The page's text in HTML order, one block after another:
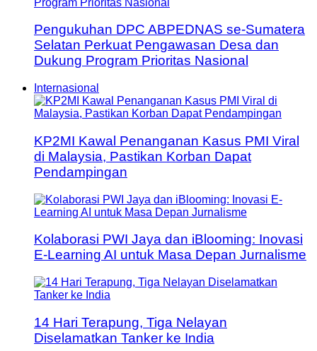
Pengukuhan DPC ABPEDNAS se-Sumatera
Selatan Perkuat Pengawasan Desa dan
Dukung Program Prioritas Nasional
Internasional
KP2MI Kawal Penanganan Kasus PMI Viral
di Malaysia, Pastikan Korban Dapat
Pendampingan
Kolaborasi PWI Jaya dan iBlooming: Inovasi
E-Learning AI untuk Masa Depan Jurnalisme
14 Hari Terapung, Tiga Nelayan
Diselamatkan Tanker ke India